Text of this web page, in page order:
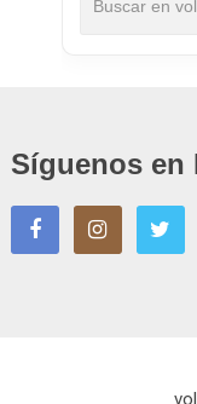
Síguenos en